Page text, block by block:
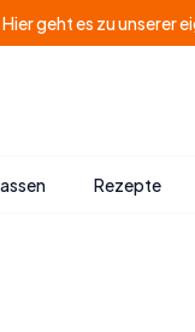
Hier geht es zu unserer
Rezepte